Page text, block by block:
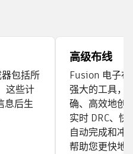
包括所
这些计
息后生
高级布线
Fusion 电子
强大的工具，
确、高效地创
实时 DRC、
自动完成和冲
帮助您更快地